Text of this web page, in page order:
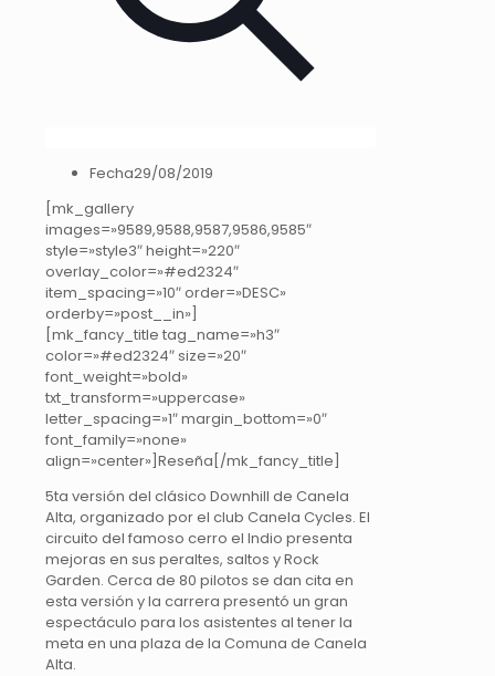
Fecha29/08/2019
[mk_gallery
images=»9589,9588,9587,9586,9585″
style=»style3″ height=»220″
overlay_color=»#ed2324″
item_spacing=»10″ order=»DESC»
orderby=»post__in»]
[mk_fancy_title tag_name=»h3″
color=»#ed2324″ size=»20″
font_weight=»bold»
txt_transform=»uppercase»
letter_spacing=»1″ margin_bottom=»0″
font_family=»none»
align=»center»]Reseña[/mk_fancy_title]
5ta versión del clásico Downhill de Canela
Alta, organizado por el club Canela Cycles. El
circuito del famoso cerro el Indio presenta
mejoras en sus peraltes, saltos y Rock
Garden. Cerca de 80 pilotos se dan cita en
esta versión y la carrera presentó un gran
espectáculo para los asistentes al tener la
meta en una plaza de la Comuna de Canela
Alta.